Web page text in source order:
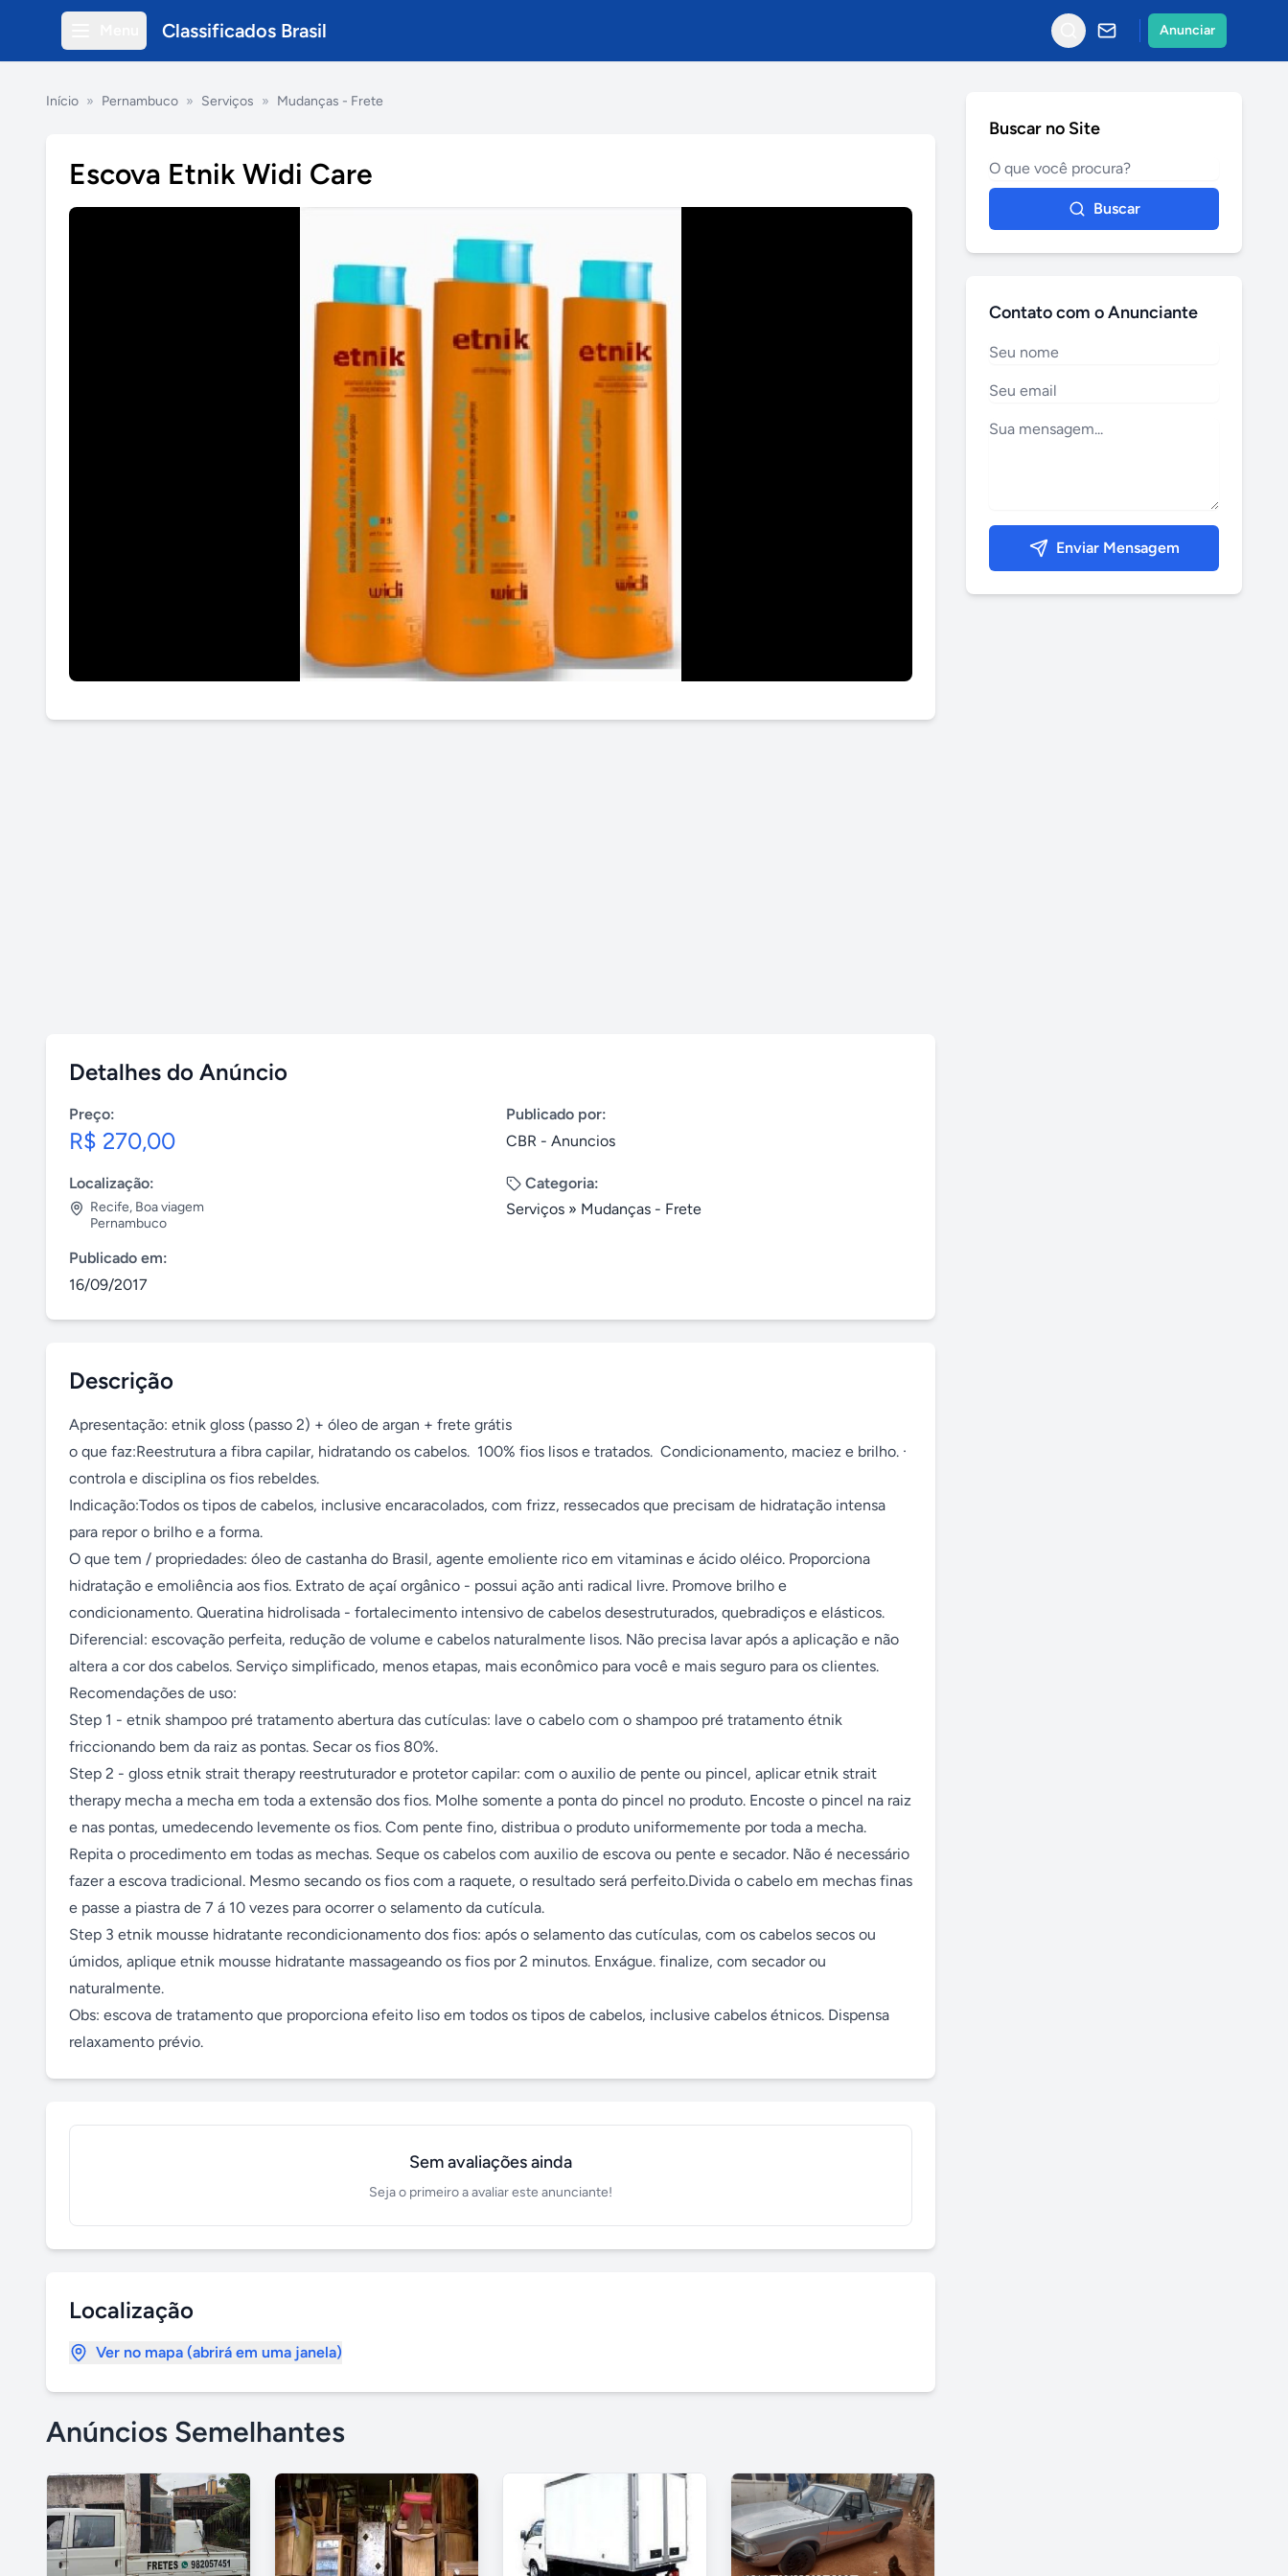
Classificados Brasil Anunciar
Início » Pernambuco » Serviços » Mudanças - Frete
Escova Etnik Widi Care
Detalhes do Anúncio
Preço:
R$ 270,00
Publicado por:
CBR - Anuncios
Localização:
Recife, Boa viagem
Pernambuco
Categoria:
Serviços » Mudanças - Frete
Publicado em:
16/09/2017
Descrição
Apresentação: etnik gloss (passo 2) + óleo de argan + frete grátis
o que faz:Reestrutura a fibra capilar, hidratando os cabelos.  100% fios lisos e tratados.  Condicionamento, maciez e brilho. ·
controla e disciplina os fios rebeldes.
Indicação:Todos os tipos de cabelos, inclusive encaracolados, com frizz, ressecados que precisam de hidratação intensa
para repor o brilho e a forma.
O que tem / propriedades: óleo de castanha do Brasil, agente emoliente rico em vitaminas e ácido oléico. Proporciona
hidratação e emoliência aos fios. Extrato de açaí orgânico - possui ação anti radical livre. Promove brilho e
condicionamento. Queratina hidrolisada - fortalecimento intensivo de cabelos desestruturados, quebradiços e elásticos.
Diferencial: escovação perfeita, redução de volume e cabelos naturalmente lisos. Não precisa lavar após a aplicação e não
altera a cor dos cabelos. Serviço simplificado, menos etapas, mais econômico para você e mais seguro para os clientes.
Recomendações de uso:
Step 1 - etnik shampoo pré tratamento abertura das cutículas: lave o cabelo com o shampoo pré tratamento étnik
friccionando bem da raiz as pontas. Secar os fios 80%.
Step 2 - gloss etnik strait therapy reestruturador e protetor capilar: com o auxilio de pente ou pincel, aplicar etnik strait
therapy mecha a mecha em toda a extensão dos fios. Molhe somente a ponta do pincel no produto. Encoste o pincel na raiz
e nas pontas, umedecendo levemente os fios. Com pente fino, distribua o produto uniformemente por toda a mecha.
Repita o procedimento em todas as mechas. Seque os cabelos com auxilio de escova ou pente e secador. Não é necessário
fazer a escova tradicional. Mesmo secando os fios com a raquete, o resultado será perfeito.Divida o cabelo em mechas finas
e passe a piastra de 7 á 10 vezes para ocorrer o selamento da cutícula.
Step 3 etnik mousse hidratante recondicionamento dos fios: após o selamento das cutículas, com os cabelos secos ou
úmidos, aplique etnik mousse hidratante massageando os fios por 2 minutos. Enxágue. finalize, com secador ou
naturalmente.
Obs: escova de tratamento que proporciona efeito liso em todos os tipos de cabelos, inclusive cabelos étnicos. Dispensa
relaxamento prévio.
Sem avaliações ainda
Seja o primeiro a avaliar este anunciante!
Localização
Ver no mapa (abrirá em uma janela)
Anúncios Semelhantes
Buscar no Site
Buscar
Contato com o Anunciante
Enviar Mensagem